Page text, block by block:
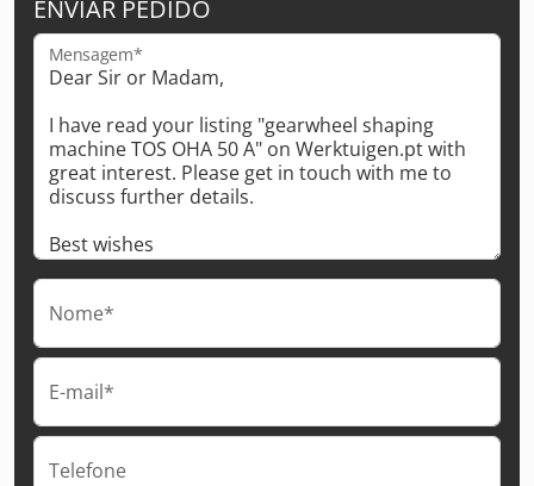
ENVIAR PEDIDO
Mensagem*
Nome*
E-mail*
Telefone